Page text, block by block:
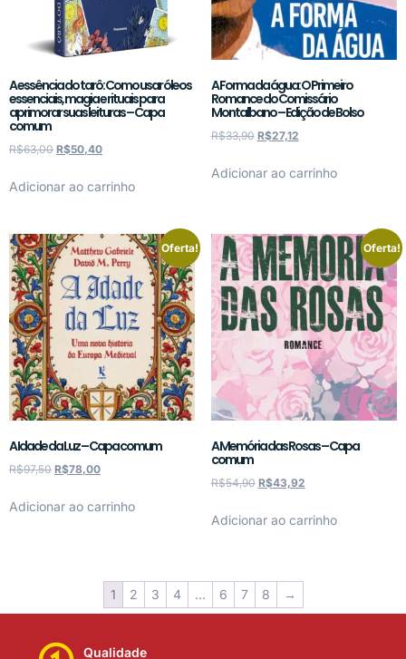
A essência do tarô: Como usar óleos
essenciais, magia e rituais para
aprimorar suas leituras – Capa
comum
R$63,00 R$50,40
Adicionar ao carrinho
A Forma da água: O Primeiro
Romance do Comissário
Montalbano – Edição de Bolso
R$33,90 R$27,12
Adicionar ao carrinho
Oferta!
A Idade da Luz – Capa comum
R$97,50 R$78,00
Adicionar ao carrinho
Oferta!
A Memória das Rosas – Capa
comum
R$54,90 R$43,92
Adicionar ao carrinho
1 2 3 4 … 6 7 8 →
Qualidade